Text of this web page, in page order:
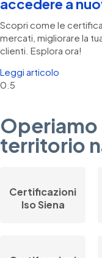
accedere a
Scopri come le
mercati, migliorare la
clienti. Esplora ora!
Leggi articolo
territorio
Certificazioni
Iso Siena